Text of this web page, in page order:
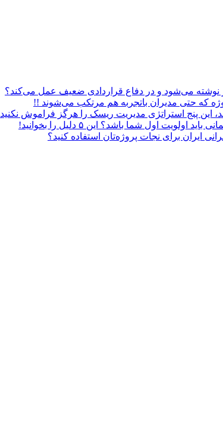
نوشته می‌شود و در دفاع قراردادی ضعیف عمل می‌کند؟
که حتی مدیران باتجربه هم مرتکب می‌شوند !!
این پنج استراتژی مدیریت ریسک را هرگز فراموش نکنید
اول شما باشد؟ این ۵ دلیل را بخوانید!
ایران برای نجات پروژه‌تان استفاده کنید؟